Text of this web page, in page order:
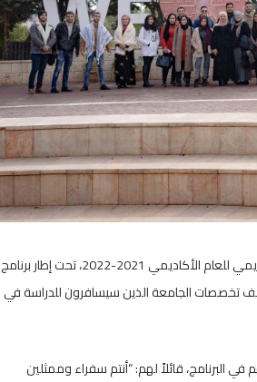
نظمت جامعة القدس لقاء إرشادي وتوعوي للطلبة المقبولين في برنامج التبادل الطلابي الأكاديمي للعام الأكاديمي 2021-2022، تحت إطار برنامج
تخصصات الجامعة الذين سيسافرون للدراسة في
البرنامج، قائلاً لهم: “أنتم سفراء وممثلين